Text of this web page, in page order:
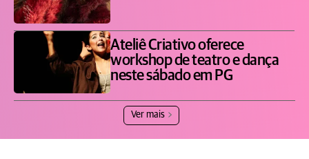
Ateliê Criativo oferece
workshop de teatro e dança
neste sábado em PG
Ver mais